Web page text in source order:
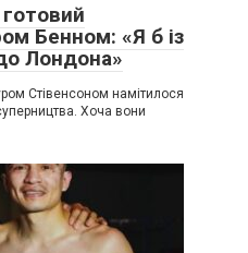
Бенном: «Я б із
Лондона»
Стівенсоном намітилося
Хоча вони